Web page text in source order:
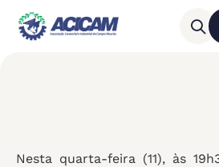
Nesta quarta-feira (11), às